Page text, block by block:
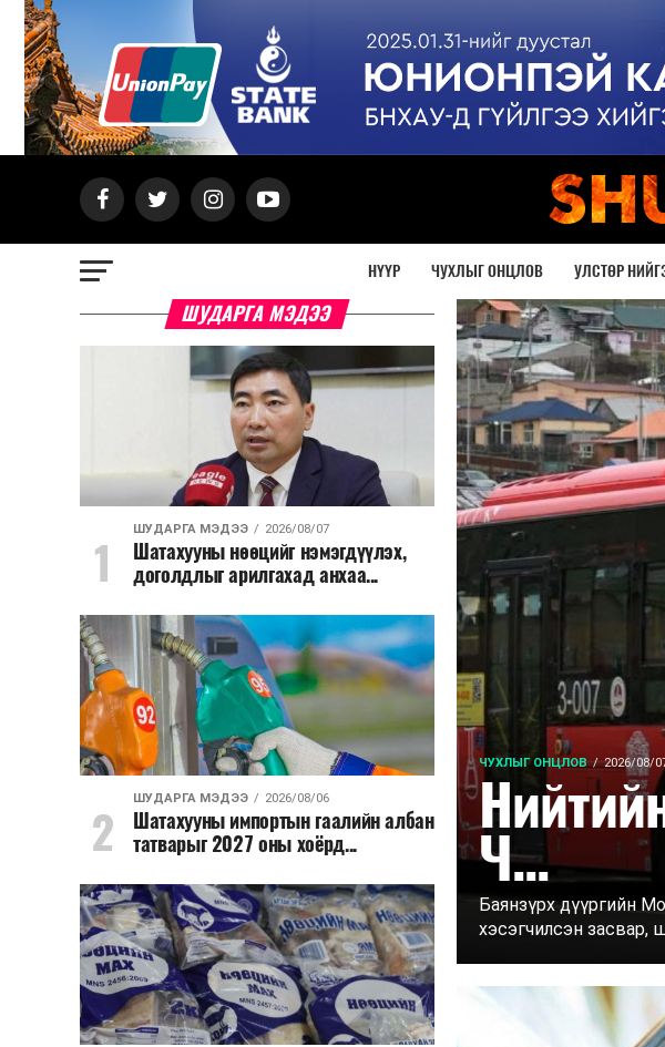
НҮҮР ЧУХЛЫГ ОНЦЛОВ УЛСТӨР
ЧУХЛЫГ ОНЦЛОВ 2026/08/
Ч...
Баянзүрх дүүргийн
хэсэгчилсэн засвар,
ШУДАРГА МЭДЭЭ
ШУДАРГА МЭДЭЭ 2026/08/07
Шатахууны нөөцийг нэмэгдүүлэх,
доголдлыг арилгахад анхаа...
ШУДАРГА МЭДЭЭ 2026/08/06
Шатахууны импортын гаалийн албан
татварыг 2027 оны хоёрд...